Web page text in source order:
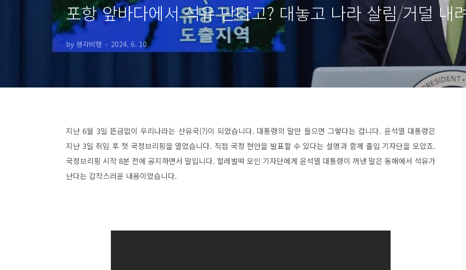
포항 앞바다에서 석유 난다고? 대놓고 나라 살림 거덜 내
by 생각비행 2024. 6. 10.
지난 6월 3일 뜬금없이 우리나라는 산유국(?)이 되었습니다. 대통령의 말만 들으면 그렇다는 겁니다. 윤석열 대통령은
지난 3일 취임 후 첫 국정브리핑을 열었습니다. 직접 국정 현안을 발표할 수 있다는 설명과 함께 출입 기자단을 모았죠.
국정브리핑 시작 8분 전에 공지하면서 말입니다. 헐레벌떡 모인 기자단에게 윤석열 대통령이 꺼낸 말은 동해에서 석유가
난다는 갑작스러운 내용이었습니다.